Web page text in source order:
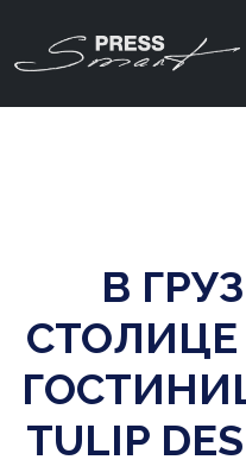
В
СТОЛИЦЕ
TULIP